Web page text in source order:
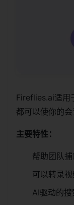
Fireflies.ai适用
都可以使你的会
主要特性：
帮助团队
可以转录
AI驱动的